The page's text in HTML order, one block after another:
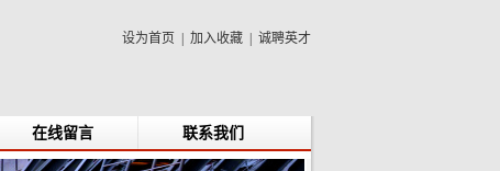
设为首页 加入收藏 诚聘英才
在线留言 联系我们